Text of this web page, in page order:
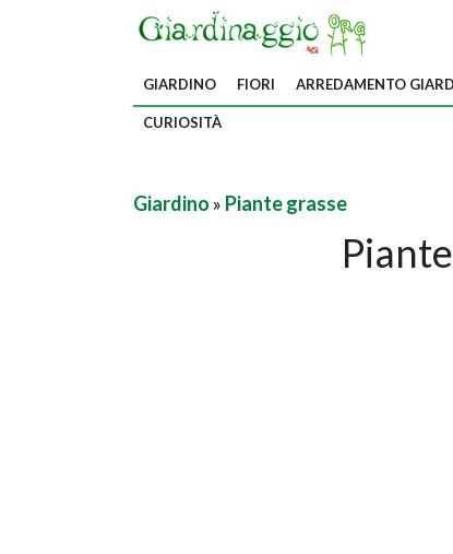
GIARDINO FIORI ARREDAMENTO
CURIOSITÀ
Giardino » Piante grasse